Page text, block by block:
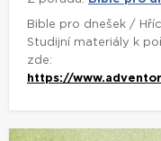
Bible pro dnešek /
Studijní materiály k
zde:
https://